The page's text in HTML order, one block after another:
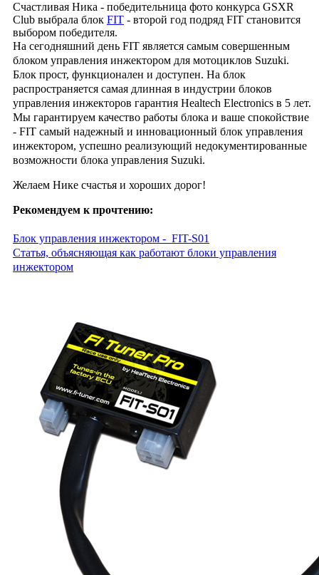
Счастливая Ника - победительница фото конкурса GSXR
Club выбрала блок FIT - второй год подряд FIT становится
выбором победителя.
На сегодняшний день FIT является самым совершенным
блоком управления инжектором для мотоциклов Suzuki.
Блок прост, функционален и доступен. На блок
распространяется самая длинная в индустрии блоков
управления инжекторов гарантия Healtech Electronics в 5 лет.
Мы гарантируем качество работы блока и ваше спокойствие
- FIT самый надежный и инновационный блок управления
инжектором, успешно реализующий недокументированные
возможности блока управления Suzuki.
Желаем Нике счастья и хороших дорог!
Рекомендуем к прочтению:
Блок управления инжектором - FIT-S01
Cтатья, объясняющая как работают блоки управления
инжектором